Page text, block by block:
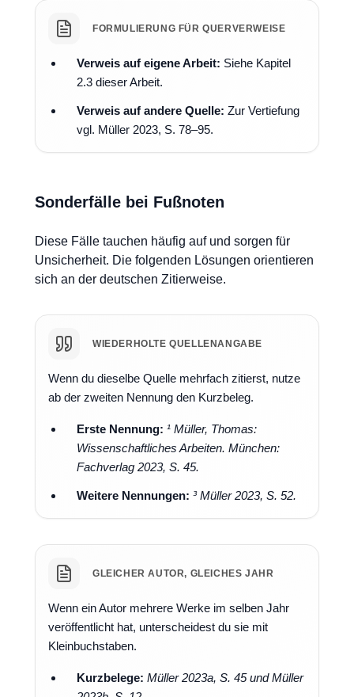
FORMULIERUNG FÜR QUERVERWEISE
Verweis auf eigene Arbeit: Siehe Kapitel
2.3 dieser Arbeit.
Verweis auf andere Quelle: Zur Vertiefung
vgl. Müller 2023, S. 78–95.
Sonderfälle bei Fußnoten
Diese Fälle tauchen häufig auf und sorgen für
Unsicherheit. Die folgenden Lösungen orientieren
sich an der deutschen Zitierweise.
WIEDERHOLTE QUELLENANGABE
Wenn du dieselbe Quelle mehrfach zitierst, nutze
ab der zweiten Nennung den Kurzbeleg.
Erste Nennung: ¹ Müller, Thomas:
Wissenschaftliches Arbeiten. München:
Fachverlag 2023, S. 45.
Weitere Nennungen: ³ Müller 2023, S. 52.
GLEICHER AUTOR, GLEICHES JAHR
Wenn ein Autor mehrere Werke im selben Jahr
veröffentlicht hat, unterscheidest du sie mit
Kleinbuchstaben.
Kurzbelege: Müller 2023a, S. 45 und Müller